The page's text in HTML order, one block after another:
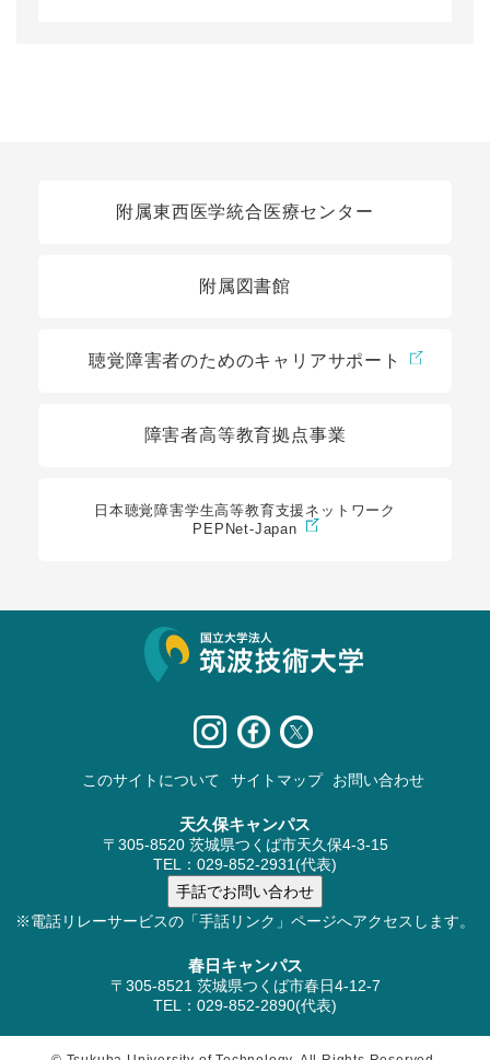
附属東西医学統合医療センター
附属図書館
聴覚障害者のためのキャリアサポート
障害者高等教育拠点事業
日本聴覚障害学生高等教育支援ネットワーク
PEPNet-Japan
このサイトについて サイトマップ お問い合わせ
天久保キャンパス
〒305-8520 茨城県つくば市天久保4-3-15
TEL：029-852-2931(代表)
※電話リレーサービスの「手話リンク」ページへアクセスします。
春日キャンパス
〒305-8521 茨城県つくば市春日4-12-7
TEL：029-852-2890(代表)